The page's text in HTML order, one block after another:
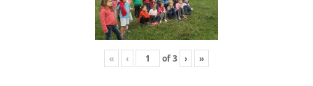
« ‹ of3 › »